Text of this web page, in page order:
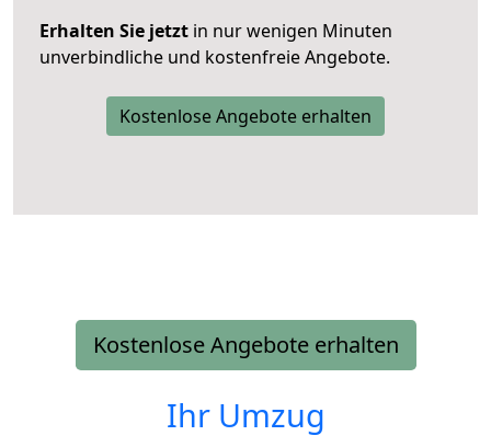
Erhalten Sie jetzt in nur wenigen Minuten
unverbindliche und kostenfreie Angebote.
Kostenlose Angebote erhalten
Kostenlose Angebote erhalten
Ihr Umzug